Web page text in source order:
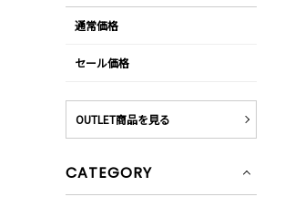
通常価格
セール価格
OUTLET商品を見る
CATEGORY